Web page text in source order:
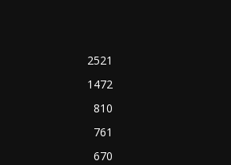
2521
1472
810
761
670